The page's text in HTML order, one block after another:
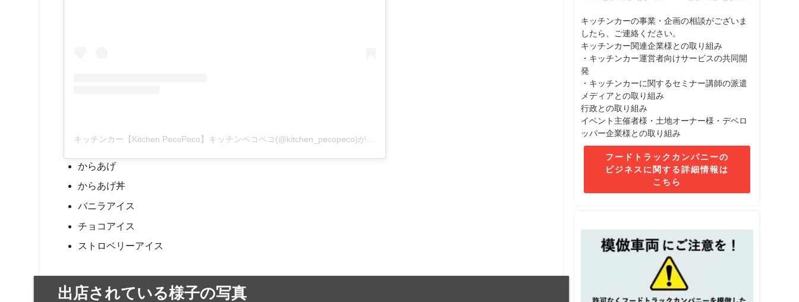
からあげ
からあげ丼
バニラアイス
チョコアイス
ストロベリーアイス
出店されている様子の写真
キッチンカーの事業・企画の相談がございま
したら、ご連絡ください。
キッチンカー関連企業様との取り組み
・キッチンカー運営者向けサービスの共同開
発
・キッチンカーに関するセミナー講師の派遣
メディアとの取り組み
行政との取り組み
イベント主催者様・土地オーナー様・デベロ
ッパー企業様との取り組み
フードトラックカンパニーの
ビジネスに関する詳細情報は
こちら